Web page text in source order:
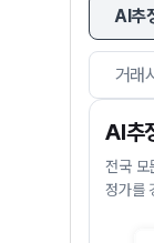
AI추
거래
AI추
전국 모
정가를